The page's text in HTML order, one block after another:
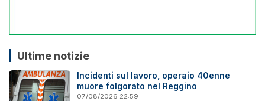
Ultime notizie
Incidenti sul lavoro, operaio 40enne
muore folgorato nel Reggino
07/08/2026 22:59